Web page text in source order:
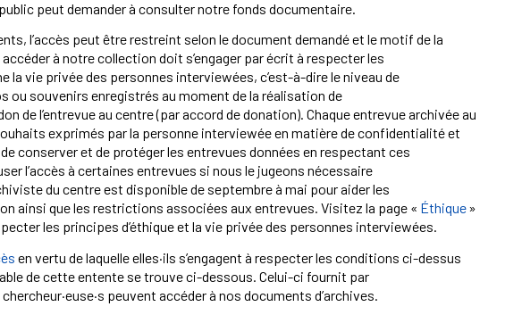
peut demander à consulter notre fonds documentaire.
l’accès peut être restreint selon le document demandé et le motif de la
à notre collection doit s’engager par écrit à respecter les
la vie privée des personnes interviewées, c’est-à-dire le niveau de
ou souvenirs enregistrés au moment de la réalisation de
de l’entrevue au centre (par accord de donation). Chaque entrevue archivée au
exprimés par la personne interviewée en matière de confidentialité et
conserver et de protéger les entrevues données en respectant ces
l’accès à certaines entrevues si nous le jugeons nécessaire
du centre est disponible de septembre à mai pour aider les
ainsi que les restrictions associées aux entrevues. Visitez la page « Éthique»
les principes d’éthique et la vie privée des personnes interviewées.
en vertu de laquelle elles·ils s’engagent à respecter les conditions ci-dessus
de cette entente se trouve ci-dessous. Celui-ci fournit par
peuvent accéder à nos documents d’archives.